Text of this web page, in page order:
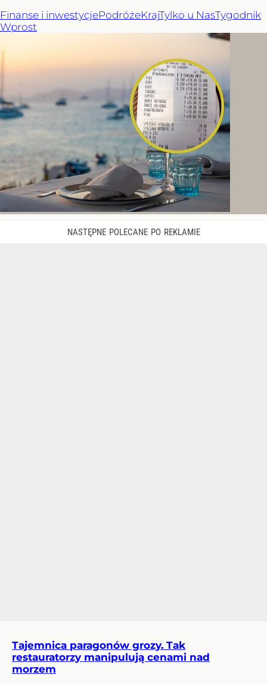
Finanse i inwestycjePodróżeKrajTylko u NasTygodnik
Wprost
Tajemnica paragonów grozy. Tak
restauratorzy manipulują cenami nad
morzem